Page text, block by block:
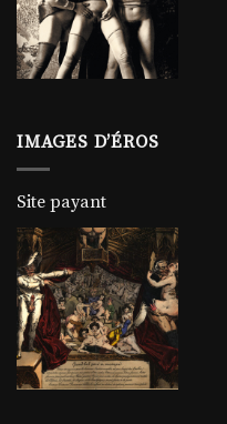
IMAGES D’ÉROS
Site payant